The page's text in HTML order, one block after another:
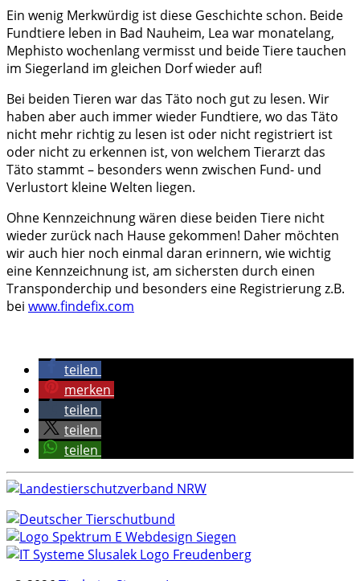
Ein wenig Merkwürdig ist diese Geschichte schon. Beide
Fundtiere leben in Bad Nauheim, Lea war monatelang,
Mephisto wochenlang vermisst und beide Tiere tauchen
im Siegerland im gleichen Dorf wieder auf!
Bei beiden Tieren war das Täto noch gut zu lesen. Wir
haben aber auch immer wieder Fundtiere, wo das Täto
nicht mehr richtig zu lesen ist oder nicht registriert ist
oder nicht zu erkennen ist, von welchem Tierarzt das
Täto stammt – besonders wenn zwischen Fund- und
Verlustort kleine Welten liegen.
Ohne Kennzeichnung wären diese beiden Tiere nicht
wieder zurück nach Hause gekommen! Daher möchten
wir auch hier noch einmal daran erinnern, wie wichtig
eine Kennzeichnung ist, am sichersten durch einen
Transponderchip und besonders eine Registrierung z.B.
bei www.findefix.com
teilen
merken
teilen
teilen
teilen